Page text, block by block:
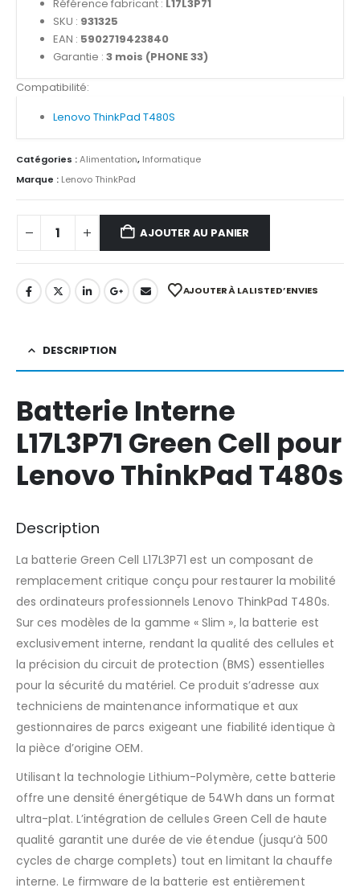
Référence fabricant : L17L3P71
SKU : 931325
EAN : 5902719423840
Garantie : 3 mois (PHONE 33)
Compatibilité:
Lenovo ThinkPad T480S
Catégories :Alimentation, Informatique
Marque : Lenovo ThinkPad
AJOUTER AU PANIER
AJOUTER À LA LISTE D’ENVIES
DESCRIPTION
Batterie Interne
L17L3P71 Green Cell pour
Lenovo ThinkPad T480s
Description
La batterie Green Cell L17L3P71 est un composant de
remplacement critique conçu pour restaurer la mobilité
des ordinateurs professionnels Lenovo ThinkPad T480s.
Sur ces modèles de la gamme « Slim », la batterie est
exclusivement interne, rendant la qualité des cellules et
la précision du circuit de protection (BMS) essentielles
pour la sécurité du matériel. Ce produit s’adresse aux
techniciens de maintenance informatique et aux
gestionnaires de parcs exigeant une fiabilité identique à
la pièce d’origine OEM.
Utilisant la technologie Lithium-Polymère, cette batterie
offre une densité énergétique de 54Wh dans un format
ultra-plat. L’intégration de cellules Green Cell de haute
qualité garantit une durée de vie étendue (jusqu’à 500
cycles de charge complets) tout en limitant la chauffe
interne. Le firmware de la batterie est entièrement